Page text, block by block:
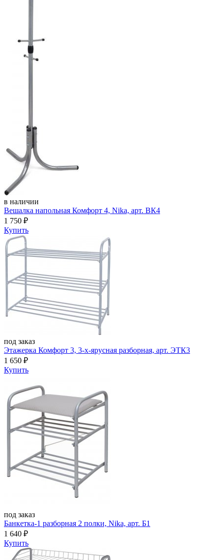
в наличии
Вешалка напольная Комфорт 4, Nika, арт. ВК4
1 750 ₽
Купить
под заказ
Этажерка Комфорт 3, 3-х-ярусная разборная, арт. ЭТК3
1 650 ₽
Купить
под заказ
Банкетка-1 разборная 2 полки, Nika, арт. Б1
1 640 ₽
Купить